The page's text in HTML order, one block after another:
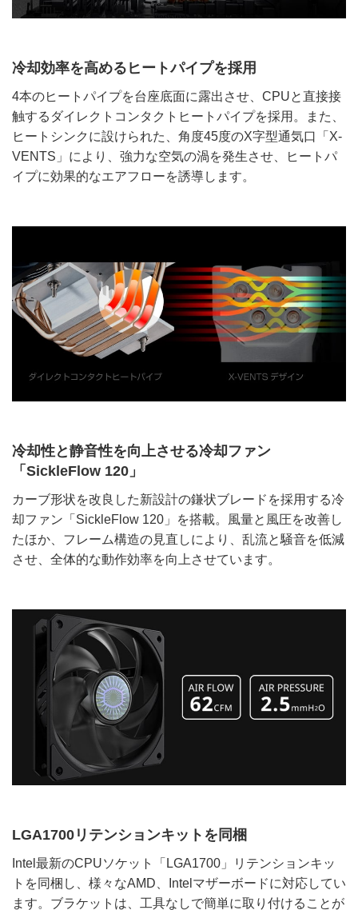
冷却効率を高めるヒートパイプを採用
4本のヒートパイプを台座底面に露出させ、CPUと直接接
触するダイレクトコンタクトヒートパイプを採用。また、
ヒートシンクに設けられた、角度45度のX字型通気口「X-
VENTS」により、強力な空気の渦を発生させ、ヒートパ
イプに効果的なエアフローを誘導します。
冷却性と静音性を向上させる冷却ファン
「SickleFlow 120」
カーブ形状を改良した新設計の鎌状ブレードを採用する冷
却ファン「SickleFlow 120」を搭載。風量と風圧を改善し
たほか、フレーム構造の見直しにより、乱流と騒音を低減
させ、全体的な動作効率を向上させています。
LGA1700リテンションキットを同梱
Intel最新のCPUソケット「LGA1700」リテンションキッ
トを同梱し、様々なAMD、Intelマザーボードに対応してい
ます。ブラケットは、工具なしで簡単に取り付けることが